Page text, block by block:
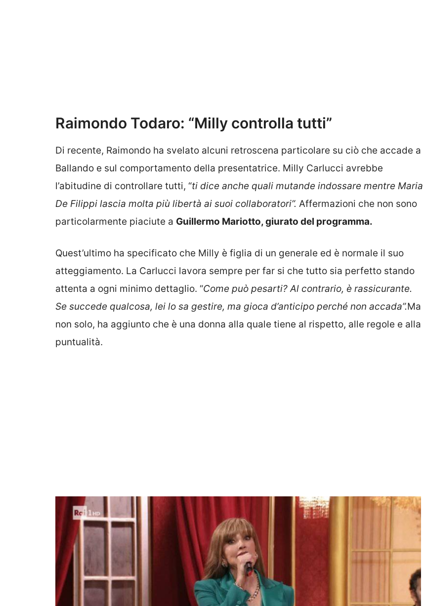
Raimondo Todaro: “Milly controlla tutti”
Di recente, Raimondo ha svelato alcuni retroscena particolare su ciò che accade a
Ballando e sul comportamento della presentatrice. Milly Carlucci avrebbe
l’abitudine di controllare tutti, “ti dice anche quali mutande indossare mentre Maria
De Filippi lascia molta più libertà ai suoi collaboratori”. Affermazioni che non sono
particolarmente piaciute a Guillermo Mariotto, giurato del programma.
Quest’ultimo ha specificato che Milly è figlia di un generale ed è normale il suo
atteggiamento. La Carlucci lavora sempre per far si che tutto sia perfetto stando
attenta a ogni minimo dettaglio. “Come può pesarti? Al contrario, è rassicurante.
Se succede qualcosa, lei lo sa gestire, ma gioca d’anticipo perché non accada”.Ma
non solo, ha aggiunto che è una donna alla quale tiene al rispetto, alle regole e alla
puntualità.